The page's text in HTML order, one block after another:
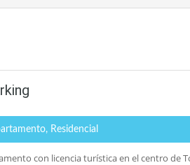
Residencial
con licencia turística en el centro de